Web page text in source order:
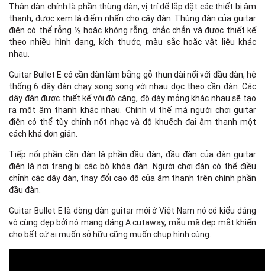
Thân đàn chính là phần thùng đàn, vị trí để lắp đặt các thiết bị âm
thanh, được xem là điểm nhấn cho cây đàn. Thùng đàn của guitar
điện có thể rỗng ½ hoặc không rỗng, chắc chắn và được thiết kế
theo nhiều hình dạng, kích thước, màu sắc hoặc vật liệu khác
nhau.
Guitar Bullet E có cần đàn làm bằng gỗ thun dài nối với đầu đàn, hệ
thống 6 dây đàn chạy song song với nhau dọc theo cần đàn. Các
dây đàn được thiết kế với độ căng, độ dày mỏng khác nhau sẽ tạo
ra một âm thanh khác nhau. Chính vì thế mà người chơi guitar
điện có thể tùy chỉnh nốt nhạc và độ khuếch đại âm thanh một
cách khá đơn giản.
Tiếp nối phần cần đàn là phần đầu đàn, đầu đàn của đàn guitar
điện là nơi trang bị các bộ khóa đàn. Người chơi đàn có thể điều
chỉnh các dây đàn, thay đổi cao độ của âm thanh trên chính phần
đầu đàn.
Guitar Bullet E là dòng đàn guitar mới ở Việt Nam nó có kiểu dáng
vô cùng đẹp bởi nó mang dáng A cutaway, mẫu mã đẹp mắt khiến
cho bất cứ ai muốn sở hữu cũng muốn chụp hình cùng.